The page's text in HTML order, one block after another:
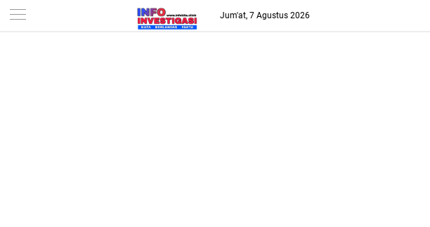
-->
Jum'at, 7 Agustus 2026